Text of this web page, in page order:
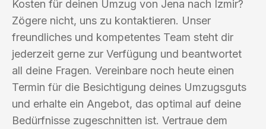
Kosten für deinen Umzug von Jena nach Izmir?
Zögere nicht, uns zu kontaktieren. Unser
freundliches und kompetentes Team steht dir
jederzeit gerne zur Verfügung und beantwortet
all deine Fragen. Vereinbare noch heute einen
Termin für die Besichtigung deines Umzugsguts
und erhalte ein Angebot, das optimal auf deine
Bedürfnisse zugeschnitten ist. Vertraue dem